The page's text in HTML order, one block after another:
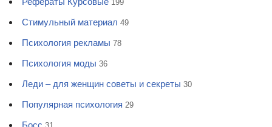
199
Стимульный материал 49
Психология рекламы 78
Психология моды 36
Леди – для женщин советы и секреты 30
Популярная психология 29